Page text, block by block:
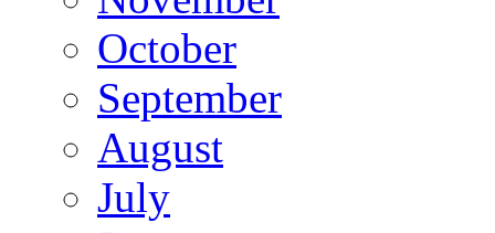
October
September
August
July